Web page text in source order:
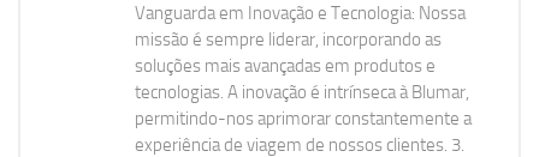
Vanguarda em Inovação e Tecnologia: Nossa
missão é sempre liderar, incorporando as
soluções mais avançadas em produtos e
tecnologias. A inovação é intrínseca à Blumar,
permitindo-nos aprimorar constantemente a
experiência de viagem de nossos clientes. 3.